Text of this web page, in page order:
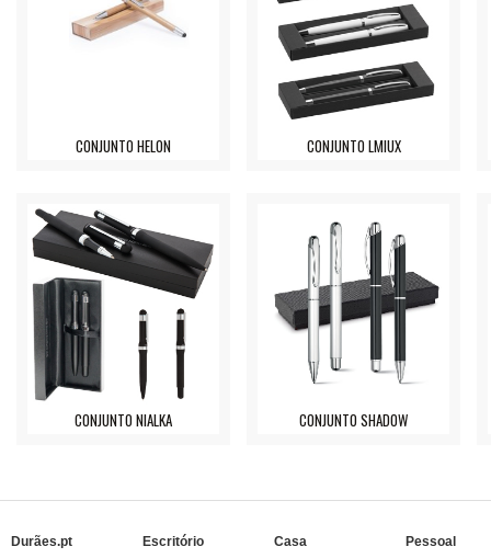
CONJUNTO HELON CONJUNTO LMIUX
CONJUNTO NIALKA CONJUNTO SHADOW
Durães.pt
Escritório
Casa
Pessoal